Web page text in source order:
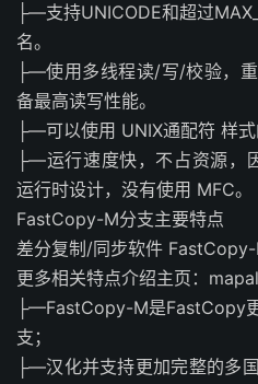
├—支持UNICODE和超过
名。
├—使用多线程读/写/校验，
备最高读写性能。
├—可以使用 UNIX通配符 样式
├—运行速度快，不占资源，
运行时设计，没有使用 MFC。
FastCopy-M分支主要特点
差分复制/同步软件 FastCopy-
更多相关特点介绍主页：
├—FastCopy-M是FastCopy
支；
├—汉化并支持更加完整的多